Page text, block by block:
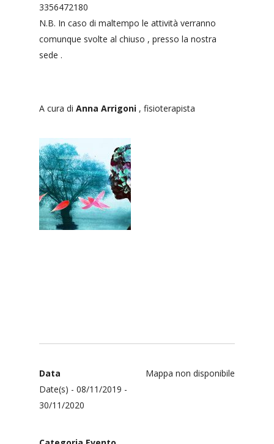
3356472180
N.B. In caso di maltempo le attività verranno
comunque svolte al chiuso , presso la nostra
sede .
A cura di Anna Arrigoni , fisioterapista
Mappa non disponibile
Data
Date(s) - 08/11/2019 -
30/11/2020